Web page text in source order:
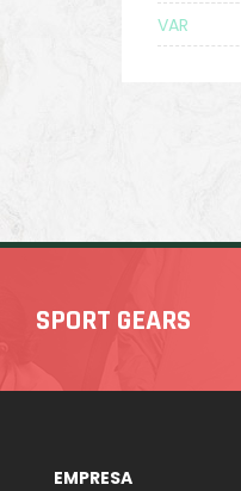
VAR
SPORT GEARS
EMPRESA